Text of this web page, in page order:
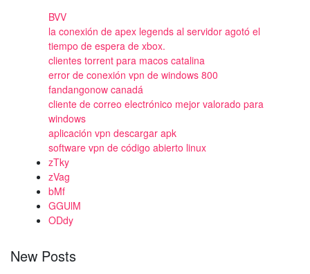
BVV
la conexión de apex legends al servidor agotó el
tiempo de espera de xbox.
clientes torrent para macos catalina
error de conexión vpn de windows 800
fandangonow canadá
cliente de correo electrónico mejor valorado para
windows
aplicación vpn descargar apk
software vpn de código abierto linux
zTky
zVag
bMf
GGUlM
ODdy
New Posts